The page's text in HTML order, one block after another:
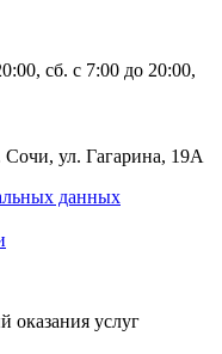
сб. с 7:00 до 20:00,
Сочи, ул. Гагарина, 19А
данных
оказания услуг